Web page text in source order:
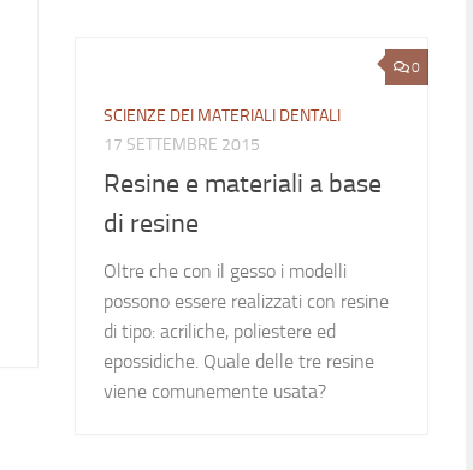
0
SCIENZE DEI MATERIALI DENTALI
17 SETTEMBRE 2015
Resine e materiali a base
di resine
Oltre che con il gesso i modelli
possono essere realizzati con resine
di tipo: acriliche, poliestere ed
epossidiche. Quale delle tre resine
viene comunemente usata?